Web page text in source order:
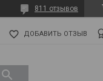
811 отзывов
ДОБАВИТЬ ОТЗЫВ